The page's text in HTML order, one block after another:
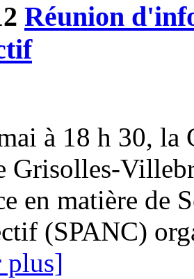
Réunion
à 18 h 30, la
Grisolles-
en matière de
(SPANC)
plus]